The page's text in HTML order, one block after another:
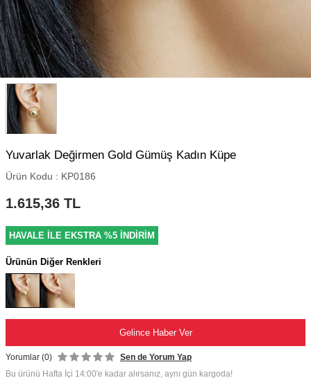
Yuvarlak Değirmen Gold Gümüş Kadın Küpe
Ürün Kodu : KP0186
1.615,36 TL
HAVALE İLE EKSTRA %5 İNDİRİM
Ürünün Diğer Renkleri
Gelince Haber Ver
Yorumlar (0)
Sen de Yorum Yap
Bu ürünü Hafta İçi 14:00'e kadar alırsanız, aynı gün kargoda!